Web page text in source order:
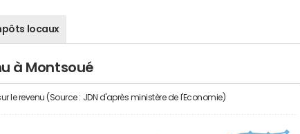
locaux
à Montsoué
le revenu (Source : JDN d'après ministère de l'Economie)